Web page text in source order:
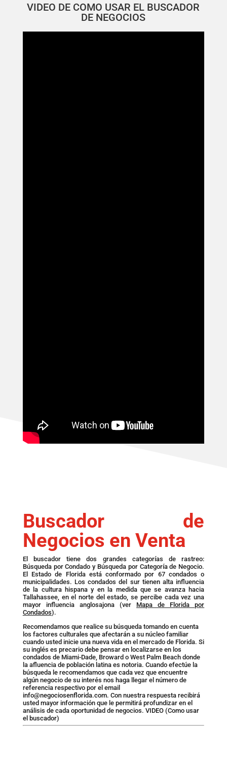
VIDEO DE COMO USAR EL BUSCADOR
DE NEGOCIOS
Buscador de
Negocios en Venta
El buscador tiene dos grandes categorías de rastreo:
Búsqueda por Condado y Búsqueda por Categoría de Negocio.
El Estado de Florida está conformado por 67 condados o
municipalidades. Los condados del sur tienen alta influencia
de la cultura hispana y en la medida que se avanza hacia
Tallahassee, en el norte del estado, se percibe cada vez una
mayor influencia anglosajona (ver Mapa de Florida por
Condados).
Recomendamos que realice su búsqueda tomando en cuenta
los factores culturales que afectarán a su núcleo familiar
cuando usted inicie una nueva vida en el mercado de Florida. Si
su inglés es precario debe pensar en localizarse en los
condados de Miami-Dade, Broward o West Palm Beach donde
la afluencia de población latina es notoria. Cuando efectúe la
búsqueda le recomendamos que cada vez que encuentre
algún negocio de su interés nos haga llegar el número de
referencia respectivo por el email
info@negociosenflorida.com. Con nuestra respuesta recibirá
usted mayor información que le permitirá profundizar en el
análisis de cada oportunidad de negocios. VIDEO (Como usar
el buscador)